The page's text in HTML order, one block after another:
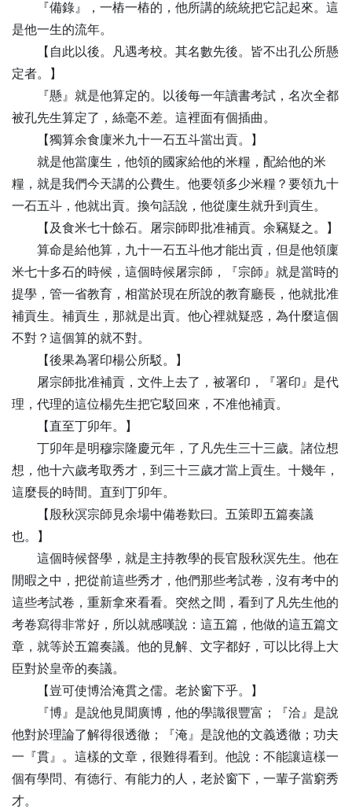
『備錄』，一樁一樁的，他所講的統統把它記起來。這
是他一生的流年。
【 自此以後。凡遇考校。其名數先後。皆不出孔公所懸
定者。】
『懸』就是他算定的。以後每一年讀書考試，名次全都
被孔先生算定了，絲毫不差。這裡面有個插曲。
【獨算余食廩米九十一石五斗當出貢。】
就是他當廩生，他領的國家給他的米糧，配給他的米
糧，就是我們今天講的公費生。他要領多少米糧？要領九十
一石五斗，他就出貢。換句話說，他從廩生就升到貢生。
【 及食米七十餘石。屠宗師即批准補貢。余竊疑之。】
算命是給他算，九十一石五斗他才能出貢，但是他領廩
米七十多石的時候，這個時候屠宗師，『宗師』就是當時的
提學，管一省教育，相當於現在所說的教育廳長，他就批准
補貢生。補貢生，那就是出貢。他心裡就疑惑，為什麼這個
不對？這個算的就不對。
【後果為署印楊公所駁。】
屠宗師批准補貢，文件上去了，被署印，『署印』是代
理，代理的這位楊先生把它駁回來，不准他補貢。
【直至丁卯年。】
丁卯年是明穆宗隆慶元年，了凡先生三十三歲。諸位想
想，他十六歲考取秀才，到三十三歲才當上貢生。十幾年，
這麼長的時間。直到丁卯年。
【 殷秋溟宗師見余場中備卷歎曰。五策即五篇奏議
也。】
這個時候督學，就是主持教學的長官殷秋溟先生。他在
閒暇之中，把從前這些秀才，他們那些考試卷，沒有考中的
這些考試卷，重新拿來看看。突然之間，看到了凡先生他的
考卷寫得非常好，所以就感嘆說：這五篇，他做的這五篇文
章，就等於五篇奏議。他的見解、文字都好，可以比得上大
臣對於皇帝的奏議。
【 豈可使博洽淹貫之儒。老於窗下乎。】
『博』是說他見聞廣博，他的學識很豐富；『洽』是說
他對於理論了解得很透徹；『淹』是說他的文義透徹；功夫
一『貫』。這樣的文章，很難得看到。他說：不能讓這樣一
個有學問、有德行、有能力的人，老於窗下，一輩子當窮秀
才。